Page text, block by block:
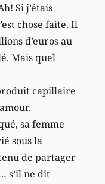
Si j’étais
chose faite. Il
d’euros au
Mais quel
capillaire
sa femme
sous la
de partager
s’il ne dit